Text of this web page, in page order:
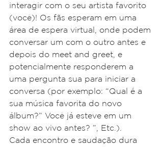
interagir com o seu artista favorito
(você)! Os fãs esperam em uma
área de espera virtual, onde podem
conversar um com o outro antes e
depois do meet and greet, e
potencialmente responderem a
uma pergunta sua para iniciar a
conversa (por exemplo: “Qual é a
sua música favorita do novo
álbum?” Você já esteve em um
show ao vivo antes? ”, Etc.).
Cada encontro e saudação dura